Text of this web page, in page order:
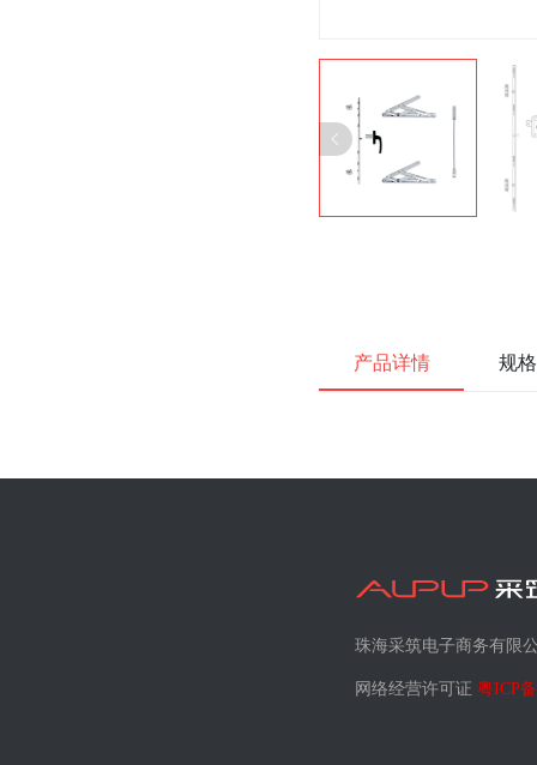
产品详情 规
珠海采筑电子商务有限
网络经营许可证 粤ICP